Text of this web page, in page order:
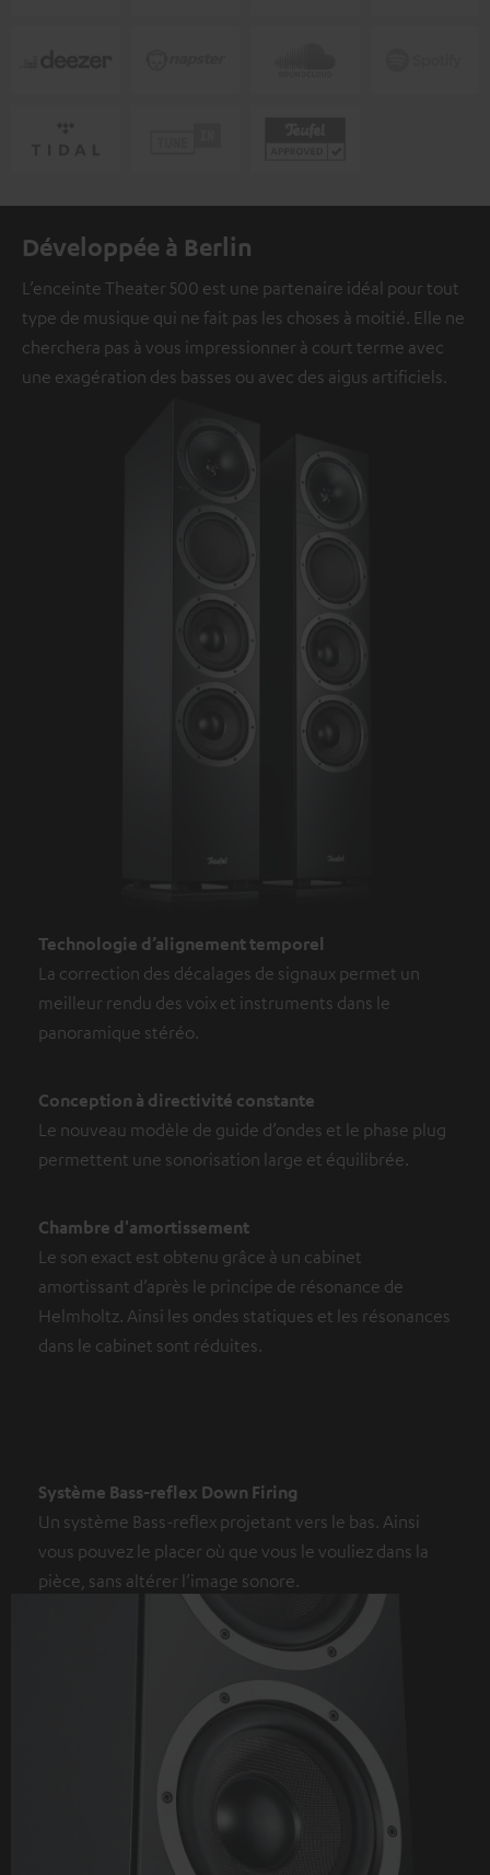
Développée à Berlin
L’enceinte Theater 500 est une partenaire idéal pour tout
type de musique qui ne fait pas les choses à moitié. Elle ne
cherchera pas à vous impressionner à court terme avec
une exagération des basses ou avec des aigus artificiels.
Technologie d’alignement temporel
La correction des décalages de signaux permet un
meilleur rendu des voix et instruments dans le
panoramique stéréo.
Conception à directivité constante
Le nouveau modèle de guide d’ondes et le phase plug
permettent une sonorisation large et équilibrée.
Chambre d'amortissement
Le son exact est obtenu grâce à un cabinet
amortissant d’après le principe de résonance de
Helmholtz. Ainsi les ondes statiques et les résonances
dans le cabinet sont réduites.
Système Bass-reflex Down Firing
Un système Bass-reflex projetant vers le bas. Ainsi
vous pouvez le placer où que vous le vouliez dans la
pièce, sans altérer l’image sonore.